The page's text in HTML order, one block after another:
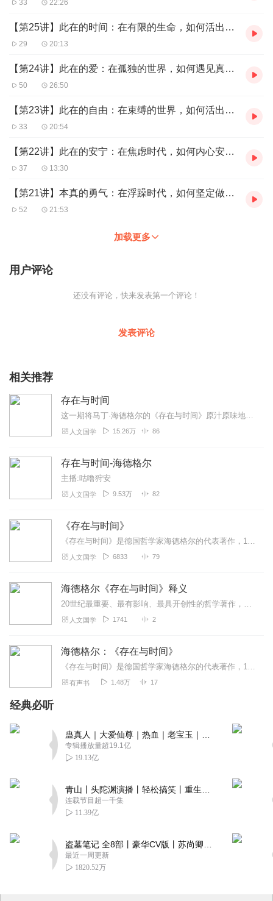
33 22:26
【第25讲】此在的时间：在有限的生命，如何活出无限的本真意义
29 20:13
【第24讲】此在的爱：在孤独的世界，如何遇见真正的亲密与联结
50 26:50
【第23讲】此在的自由：在束缚的世界，如何活出真正的心灵自由
33 20:54
【第22讲】此在的安宁：在焦虑时代，如何内心安定，活得从容不慌
37 13:30
【第21讲】本真的勇气：在浮躁时代，如何坚定做自己，不被世界改变
52 21:53
加载更多
用户评论
还没有评论，快来发表第一个评论！
发表评论
相关推荐
存在与时间
这一期将马丁·海德格尔的《存在与时间》原汁原味地读给你听，没有配乐，直接读。但因其晦涩难懂，建议与书一同食用效果更佳，在最后会有我个人关于本书的感想，为保证读书...
人文国学 15.26万 86
存在与时间-海德格尔
主播:咕噜狩安
人文国学 9.53万 82
《存在与时间》
《存在与时间》是德国哲学家海德格尔的代表著作，1926年写就，翌年出版。它也是本世纪最重要的哲学著作之一，不仅影响了此后多种重要哲学流派和重要哲学家，而且在文学...
人文国学 6833 79
海德格尔《存在与时间》释义
20世纪最重要、最有影响、最具开创性的哲学著作，也是被人读得最多、讨论得最多、评论得最多和争论得最多的著作《存在与时间》的释读之作。复旦大学哲学学院教授张汝伦，...
人文国学 1741 2
海德格尔：《存在与时间》
《存在与时间》是德国哲学家海德格尔的代表著作，1926年写就，翌年出版。它也是本世纪最重要的哲学著作之一，不仅影响了此后多种重要哲学流派和重要哲学家，而且在文学...
有声书 1.48万 17
经典必听
专辑播放量超19.1亿
19.13亿
连载节目超一千集
11.39亿
最近一周更新
1820.52万